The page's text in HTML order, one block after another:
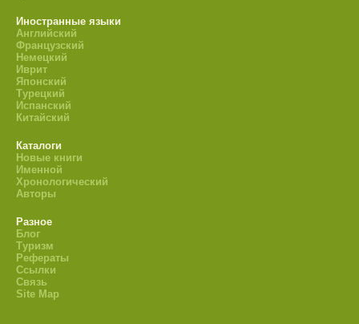
Иностранные языки
Английский
Французский
Немецкий
Иврит
Японский
Турецкий
Испанский
Китайский
Каталоги
Новые книги
Именной
Хронологический
Авторы
Разное
Блог
Туризм
Рефераты
Ссылки
Связь
Site Map